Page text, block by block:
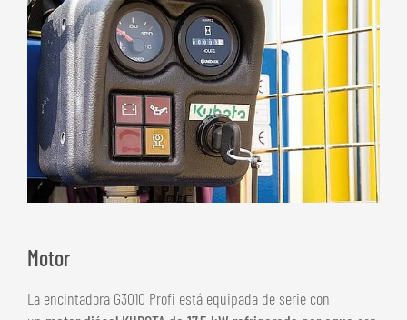
Motor
La encintadora G3010 Profi está equipada de serie con